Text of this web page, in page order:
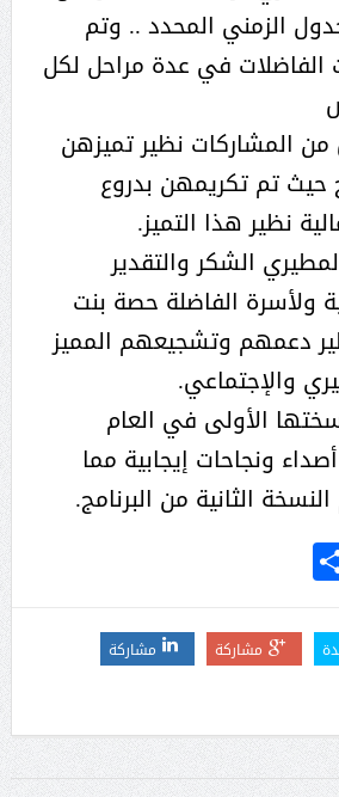
الزمني المحدد .. وتم
الفاضلات في عدة مراحل لكل
المشاركات نظير تميزهن
حيث تم تكريمهن بدروع
نظير هذا التميز.
الشكر والتقدير
ولأسرة الفاضلة حصة بنت
دعمهم وتشجيعهم المميز
والإجتماعي.
الأولى في العام
ونجاحات إيجابية مما
الثانية من البرنامج.
Share
مشاركة
مشاركة